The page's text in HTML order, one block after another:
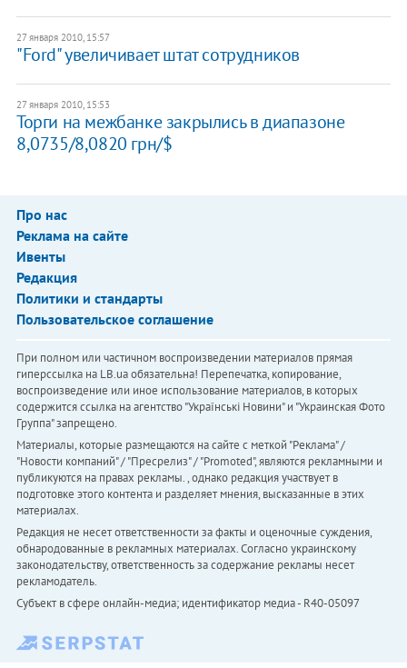
27 января 2010, 15:57
"Ford" увеличивает штат сотрудников
27 января 2010, 15:53
Торги на межбанке закрылись в диапазоне
8,0735/8,0820 грн/$
Про нас
Реклама на сайте
Ивенты
Редакция
Политики и стандарты
Пользовательское соглашение
При полном или частичном воспроизведении материалов прямая
гиперссылка на LB.ua обязательна! Перепечатка, копирование,
воспроизведение или иное использование материалов, в которых
содержится ссылка на агентство "Українськi Новини" и "Украинская Фото
Группа" запрещено.
Материалы, которые размещаются на сайте с меткой "Реклама" /
"Новости компаний" / "Пресрелиз" / "Promoted", являются рекламными и
публикуются на правах рекламы. , однако редакция участвует в
подготовке этого контента и разделяет мнения, высказанные в этих
материалах.
Редакция не несет ответственности за факты и оценочные суждения,
обнародованные в рекламных материалах. Согласно украинскому
законодательству, ответственность за содержание рекламы несет
рекламодатель.
Субъект в сфере онлайн-медиа; идентификатор медиа - R40-05097